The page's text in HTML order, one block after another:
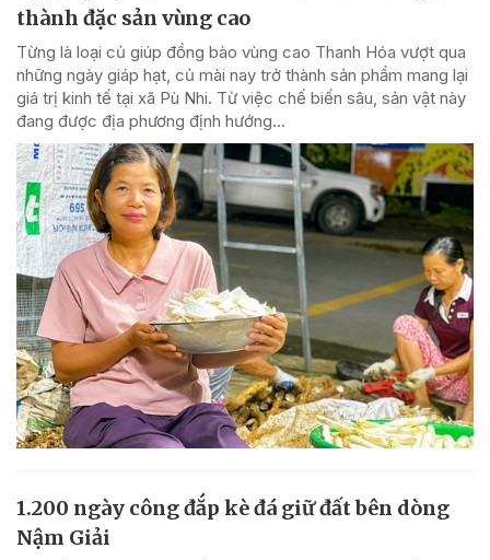
thành đặc sản vùng cao
Từng là loại củ giúp đồng bào vùng cao Thanh Hóa vượt qua
những ngày giáp hạt, củ mài nay trở thành sản phẩm mang lại
giá trị kinh tế tại xã Pù Nhi. Từ việc chế biến sâu, sản vật này
đang được địa phương định hướng...
1.200 ngày công đắp kè đá giữ đất bên dòng
Nậm Giải